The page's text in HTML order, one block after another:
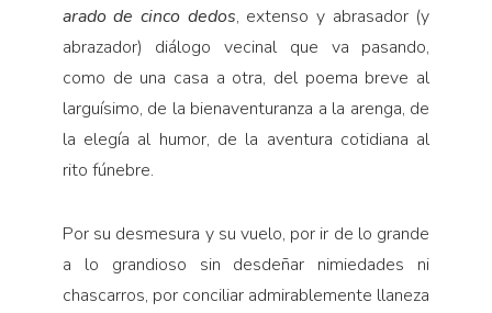
arado de cinco dedos, extenso y abrasador (y
abrazador) diálogo vecinal que va pasando,
como de una casa a otra, del poema breve al
larguísimo, de la bienaventuranza a la arenga, de
la elegía al humor, de la aventura cotidiana al
rito fúnebre.
Por su desmesura y su vuelo, por ir de lo grande
a lo grandioso sin desdeñar nimiedades ni
chascarros, por conciliar admirablemente llaneza